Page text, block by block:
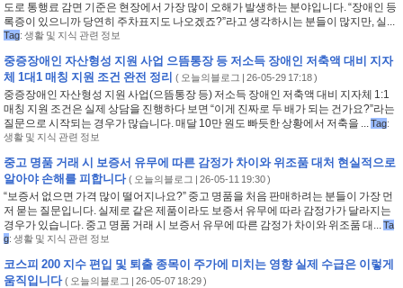
도로 통행료 감면 기준은 현장에서 가장 많이 오해가 발생하는 분야입니다. “장애인 등
록증이 있으니까 당연히 주차표지도 나오겠죠?”라고 생각하시는 분들이 많지만, 실...
Tag: 생활 및 지식 관련 정보
중증장애인 자산형성 지원 사업 으뜸통장 등 저소득 장애인 저축액 대비 지자
체 1대1 매칭 지원 조건 완전 정리 ( 오늘의블로그 | 26-05-29 17:18 )
중증장애인 자산형성 지원 사업(으뜸통장 등) 저소득 장애인 저축액 대비 지자체 1:1
매칭 지원 조건은 실제 상담을 진행하다 보면 “이게 진짜로 두 배가 되는 건가요?”라는
질문으로 시작되는 경우가 많습니다. 매달 10만 원도 빠듯한 상황에서 저축을 ...Tag:
생활 및 지식 관련 정보
중고 명품 거래 시 보증서 유무에 따른 감정가 차이와 위조품 대처 현실적으로
알아야 손해를 피합니다 ( 오늘의블로그 | 26-05-11 19:30 )
“보증서 없으면 가격 많이 떨어지나요?” 중고 명품을 처음 판매하려는 분들이 가장 먼
저 묻는 질문입니다. 실제로 같은 제품이라도 보증서 유무에 따라 감정가가 달라지는
경우가 있습니다. 중고 명품 거래 시 보증서 유무에 따른 감정가 차이와 위조품 대...Ta
g: 생활 및 지식 관련 정보
코스피 200 지수 편입 및 퇴출 종목이 주가에 미치는 영향 실제 수급은 이렇게
움직입니다 ( 오늘의블로그 | 26-05-07 18:29 )